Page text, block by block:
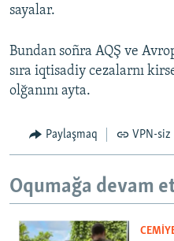
sayalar.
Bundan soñra AQŞ ve
sıra iqtisadiy cezalarnı
olğanını ayta.
Paylaşmaq VPN-siz
Oqumağa devam